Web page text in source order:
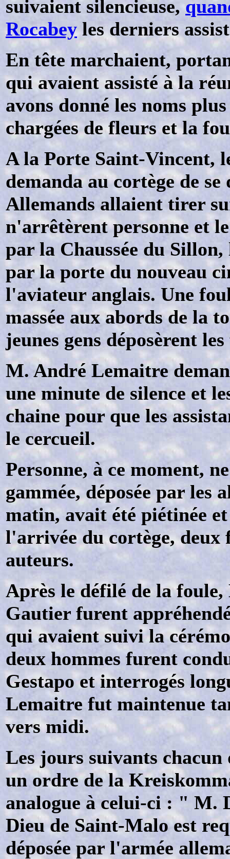
suivaient silencieuse,
Rocabeyles derniers
En tête marchaient,
qui avaient assisté à la
avons donné les noms
chargées de fleurs et la
A la Porte Saint-Vincent,
demanda au cortège de
Allemands allaient tirer
n'arrêtèrent personne et
par la Chaussée du
par la porte du nouveau
l'aviateur anglais. Une
massée aux abords de la
jeunes gens déposèrent
M. André Lemaitre
une minute de silence et
chaine pour que les
le cercueil.
Personne, à ce moment,
gammée, déposée par les
matin, avait été piétinée
l'arrivée du cortège, deux
auteurs.
Après le défilé de la
Gautier furent
qui avaient suivi la
deux hommes furent
Gestapo et interrogés
Lemaitre fut maintenue
vers midi.
Les jours suivants chacun
un ordre de la
analogue à celui-ci : " M.
Dieu de Saint-Malo est
déposée par l'armée